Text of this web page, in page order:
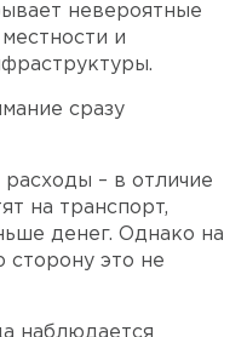
невероятные
и
сразу
– в отличие
на транспорт,
денег. Однако на
сторону это не
наблюдается